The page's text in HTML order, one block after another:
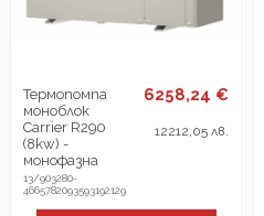
Термопомпа
моноблок
Carrier R290
(8kw) -
монофазна
13/903280-
4665782093593192129
6258,24 €
12212,05 лв.